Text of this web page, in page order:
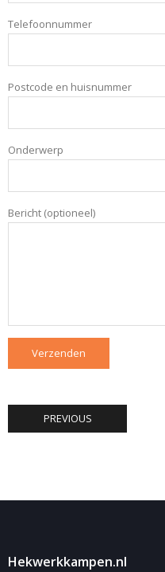
Telefoonnummer
Postcode en huisnummer
Onderwerp
Bericht (optioneel)
PREVIOUS
Hekwerkkampen.nl